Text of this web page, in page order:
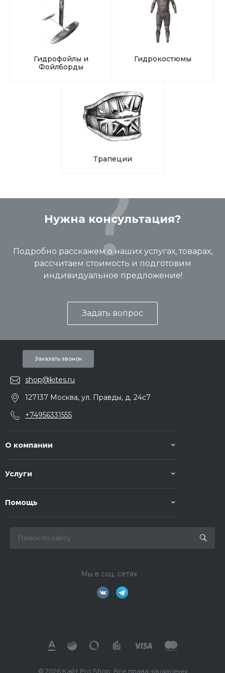
Гидрофойлы и
Фойлборды
Гидрокостюмы
Трапеции
Нужна консультация?
Подробно расскажем о наших услугах, товарах,
рассчитаем стоимость и подготовим
индивидуальное предложение!
Задать вопрос
Заказать звонок
shop@kites.ru
127137 Москва, ул. Правды, д. 24с7
+74956331555
О компании
Услуги
Помощь
Мы в соц. сетях
© 2026 Кайт Pro Shop, Все права защищены